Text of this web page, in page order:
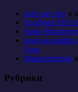
polo pas cherк
Facebook FB
Sudie Mosmeyer
nouveau maillot
Гена
Maklerzentrum
Рубрики